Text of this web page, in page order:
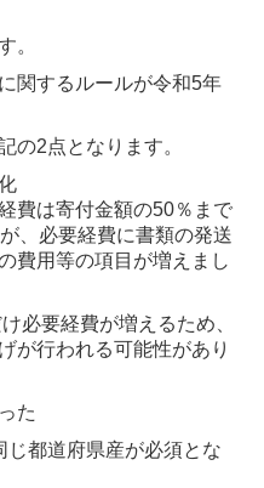
。
関するルールが令和5年
の2点となります。
費は寄付金額の50％まで
、 必要経費に書類の発送
費用等の項目が増えまし
必要経費が増えるため、
が行われる可能性があり
た
都道府県産が必須とな